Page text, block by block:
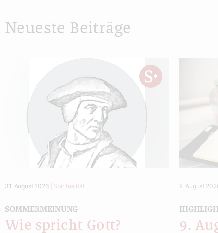
Neueste Beiträge
31. August 2026 Spiritualität
SOMMERMEINUNG
Wie spricht Gott?
9. August
9.